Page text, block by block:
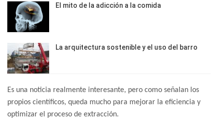
El mito de la adicción a la comida
La arquitectura sostenible y el uso del barro
Es una noticia realmente interesante, pero como señalan los
propios científicos, queda mucho para mejorar la eficiencia y
optimizar el proceso de extracción.